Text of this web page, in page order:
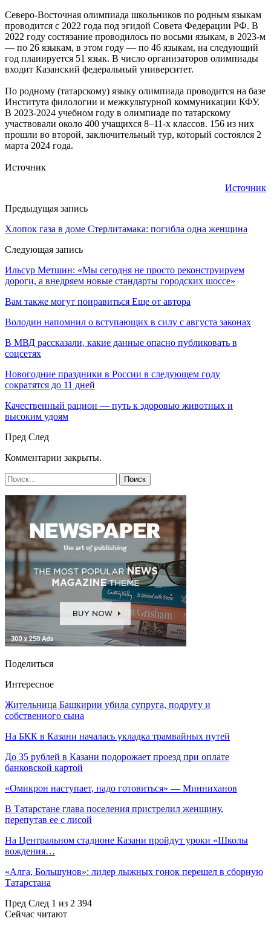
Северо-Восточная олимпиада школьников по родным языкам
проводится с 2022 года под эгидой Совета Федерации РФ. В
2022 году состязание проводилось по восьми языкам, в 2023-м
— по 26 языкам, в этом году — по 46 языкам, на следующий
год планируется 51 язык. В число организаторов олимпиады
входит Казанский федеральный университет.
По родному (татарскому) языку олимпиада проводится на базе
Института филологии и межкультурной коммуникации КФУ.
В 2023-2024 учебном году в олимпиаде по татарскому
участвовали около 400 учащихся 8–11-х классов. 156 из них
прошли во второй, заключительный тур, который состоялся 2
марта 2024 года.
Источник
Источник
Предыдущая запись
Хлопок газа в доме Стерлитамака: погибла одна женщина
Следующая запись
Ильсур Метшин: «Мы сегодня не просто реконструируем
дороги, а внедряем новые стандарты городских шоссе»
Вам также могут понравиться Еще от автора
Володин напомнил о вступающих в силу с августа законах
В МВД рассказали, какие данные опасно публиковать в
соцсетях
Новогодние праздники в России в следующем году
сократятся до 11 дней
Качественный рацион — путь к здоровью животных и
высоким удоям
Пред След
Комментарии закрыты.
Поделиться
Интересное
Жительница Башкирии убила супруга, подругу и
собственного сына
На БКК в Казани началась укладка трамвайных путей
До 35 рублей в Казани подорожает проезд при оплате
банковской картой
«Омикрон наступает, надо готовиться» — Минниханов
В Татарстане глава поселения пристрелил женщину,
перепутав ее с лисой
На Центральном стадионе Казани пройдут уроки «Школы
вождения…
«Алга, Большунов»: лидер лыжных гонок перешел в сборную
Татарстана
Пред След 1 из 2 394
Сейчас читают